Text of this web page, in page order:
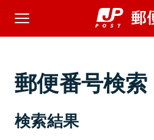
郵便番号検索
検索結果